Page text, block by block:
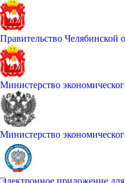
Правительство Челябинской
Министерство
Министерство
Электронное приложение